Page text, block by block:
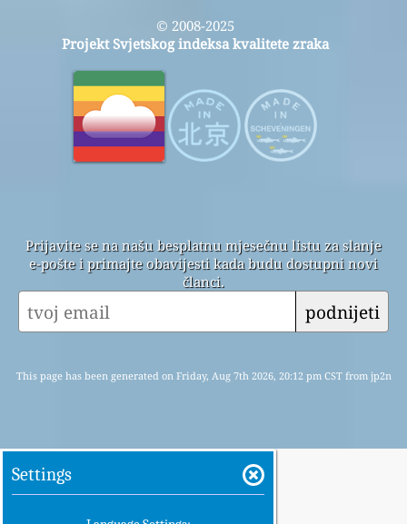
© 2008-2025
Projekt Svjetskog indeksa kvalitete zraka
Prijavite se na našu besplatnu mjesečnu listu za slanje
e-pošte i primajte obavijesti kada budu dostupni novi
članci.
podnijeti
This page has been generated on Friday, Aug 7th 2026, 20:12 pm CST from jp2n
Settings